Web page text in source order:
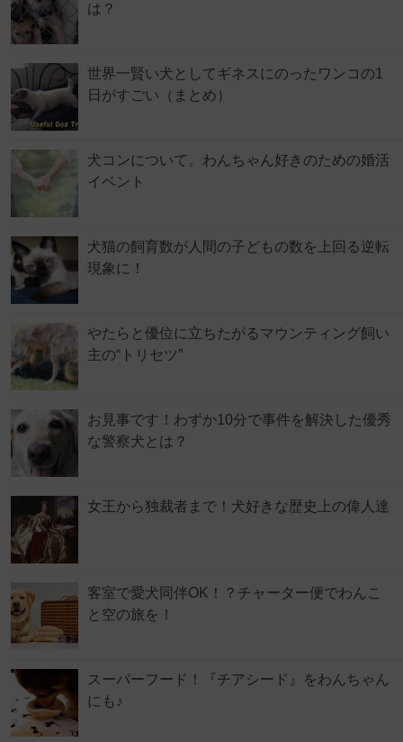
は？
世界一賢い犬としてギネスにのったワンコの1
日がすごい（まとめ）
犬コンについて。わんちゃん好きのための婚活
イベント
犬猫の飼育数が人間の子どもの数を上回る逆転
現象に！
やたらと優位に立ちたがるマウンティング飼い
主の“トリセツ”
お見事です！わずか10分で事件を解決した優秀
な警察犬とは？
女王から独裁者まで！犬好きな歴史上の偉人達
客室で愛犬同伴OK！？チャーター便でわんこ
と空の旅を！
スーパーフード！『チアシード』をわんちゃん
にも♪